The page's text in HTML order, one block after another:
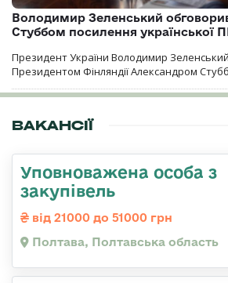
Володимир Зеленський
Стуббом посилення української
Президент України Володимир
Президентом Фінляндії Александром
ВАКАНСІЇ
Уповноважена особа з
закупівель
від 21000 до 51000 грн
Полтава, Полтавська область